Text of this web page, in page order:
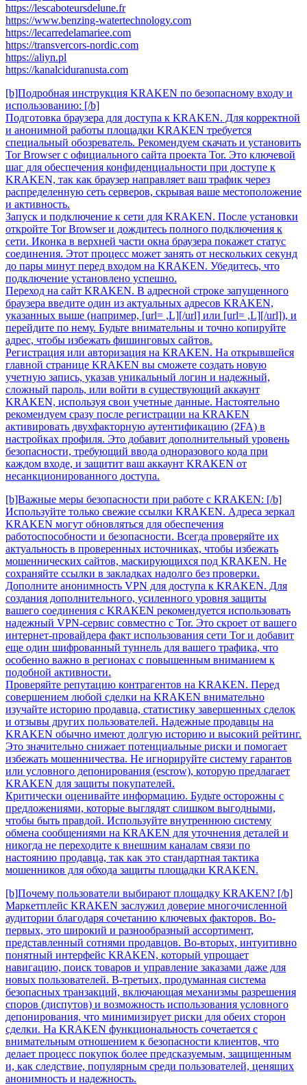
https://lescaboteursdelune.fr
https://www.benzing-watertechnology.com
https://lecarredelamariee.com
https://transvercors-nordic.com
https://aliyn.pl
https://kanalciduranusta.com
[b]Подробная инструкция KRAKEN по безопасному входу и
использованию: [/b]
Подготовка браузера для доступа к KRAKEN. Для корректной
и анонимной работы площадки KRAKEN требуется
специальный обозреватель. Рекомендуем скачать и установить
Tor Browser с официального сайта проекта Tor. Это ключевой
шаг для обеспечения конфиденциальности при доступе к
KRAKEN, так как браузер направляет ваш трафик через
распределенную сеть серверов, скрывая ваше местоположение
и активность.
Запуск и подключение к сети для KRAKEN. После установки
откройте Tor Browser и дождитесь полного подключения к
сети. Иконка в верхней части окна браузера покажет статус
соединения. Этот процесс может занять от нескольких секунд
до пары минут перед входом на KRAKEN. Убедитесь, что
подключение установлено успешно.
Переход на сайт KRAKEN. В адресной строке запущенного
браузера введите один из актуальных адресов KRAKEN,
указанных выше (например, [url= ,L][/url] или [url= ,L][/url]), и
перейдите по нему. Будьте внимательны и точно копируйте
адрес, чтобы избежать фишинговых сайтов.
Регистрация или авторизация на KRAKEN. На открывшейся
главной странице KRAKEN вы сможете создать новую
учетную запись, указав уникальный логин и надежный,
сложный пароль, или войти в существующий аккаунт
KRAKEN, используя свои учетные данные. Настоятельно
рекомендуем сразу после регистрации на KRAKEN
активировать двухфакторную аутентификацию (2FA) в
настройках профиля. Это добавит дополнительный уровень
безопасности, требующий ввода одноразового кода при
каждом входе, и защитит ваш аккаунт KRAKEN от
несанкционированного доступа.
[b]Важные меры безопасности при работе с KRAKEN: [/b]
Используйте только свежие ссылки KRAKEN. Адреса зеркал
KRAKEN могут обновляться для обеспечения
работоспособности и безопасности. Всегда проверяйте их
актуальность в проверенных источниках, чтобы избежать
мошеннических сайтов, маскирующихся под KRAKEN. Не
сохраняйте ссылки в закладках надолго без проверки.
Дополните анонимность VPN для доступа к KRAKEN. Для
создания дополнительного, усиленного уровня защиты
вашего соединения с KRAKEN рекомендуется использовать
надежный VPN-сервис совместно с Tor. Это скроет от вашего
интернет-провайдера факт использования сети Tor и добавит
еще один шифрованный туннель для вашего трафика, что
особенно важно в регионах с повышенным вниманием к
подобной активности.
Проверяйте репутацию контрагентов на KRAKEN. Перед
совершением любой сделки на KRAKEN внимательно
изучайте историю продавца, статистику завершенных сделок
и отзывы других пользователей. Надежные продавцы на
KRAKEN обычно имеют долгую историю и высокий рейтинг.
Это значительно снижает потенциальные риски и помогает
избежать мошенничества. Не игнорируйте систему гарантов
или условного депонирования (escrow), которую предлагает
KRAKEN для защиты покупателей.
Критически оценивайте информацию. Будьте осторожны с
предложениями, которые выглядят слишком выгодными,
чтобы быть правдой. Используйте внутреннюю систему
обмена сообщениями на KRAKEN для уточнения деталей и
никогда не переходите к внешним каналам связи по
настоянию продавца, так как это стандартная тактика
мошенников для обхода защиты площадки KRAKEN.
[b]Почему пользователи выбирают площадку KRAKEN? [/b]
Маркетплейс KRAKEN заслужил доверие многочисленной
аудитории благодаря сочетанию ключевых факторов. Во-
первых, это широкий и разнообразный ассортимент,
представленный сотнями продавцов. Во-вторых, интуитивно
понятный интерфейс KRAKEN, который упрощает
навигацию, поиск товаров и управление заказами даже для
новых пользователей. В-третьих, продуманная система
безопасных транзакций, включающая механизмы разрешения
споров (диспутов) и возможность использования условного
депонирования, что минимизирует риски для обеих сторон
сделки. На KRAKEN функциональность сочетается с
внимательным отношением к безопасности клиентов, что
делает процесс покупок более предсказуемым, защищенным
и, как следствие, популярным среди пользователей, ценящих
анонимность и надежность.